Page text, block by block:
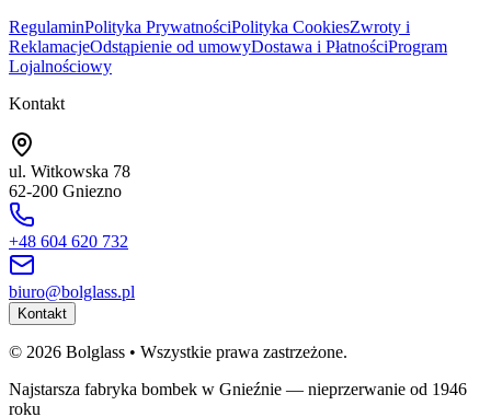
RegulaminPolityka PrywatnościPolityka CookiesZwroty i
ReklamacjeOdstąpienie od umowyDostawa i PłatnościProgram
Lojalnościowy
Kontakt
ul. Witkowska 78
62-200 Gniezno
+48 604 620 732
biuro@bolglass.pl
Kontakt
© 2026 Bolglass • Wszystkie prawa zastrzeżone.
Najstarsza fabryka bombek w Gnieźnie — nieprzerwanie od 1946
roku